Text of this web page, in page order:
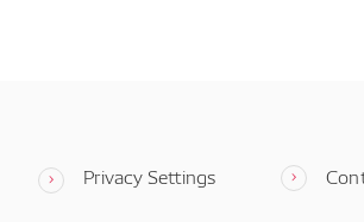
Privacy Settings